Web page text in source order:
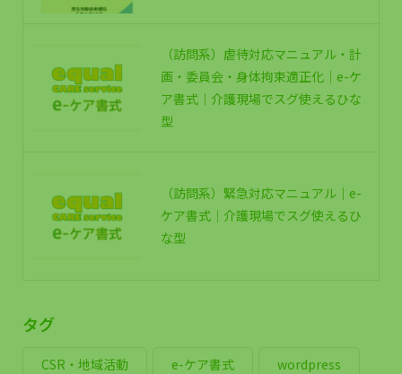
（訪問系）虐待対応マニュアル・計
画・委員会・身体拘束適正化｜e-ケ
ア書式｜介護現場でスグ使えるひな
型
（訪問系）緊急対応マニュアル｜e-
ケア書式｜介護現場でスグ使えるひ
な型
タグ
CSR・地域活動 e-ケア書式 wordpress